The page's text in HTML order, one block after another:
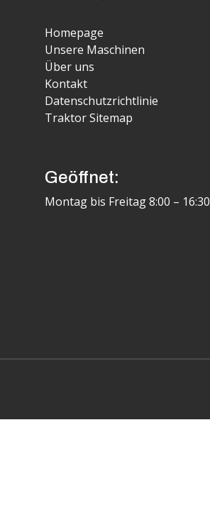
Homepage
Unsere Maschinen
Über uns
Kontakt
Datenschutzrichtlinie
Traktor Sitemap
Geöffnet:
Montag bis Freitag 8:00 – 16:30